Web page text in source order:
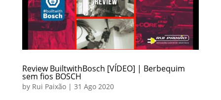
Review BuiltwithBosch [VÍDEO] | Berbequim
sem fios BOSCH
by Rui Paixão| 31 Ago 2020